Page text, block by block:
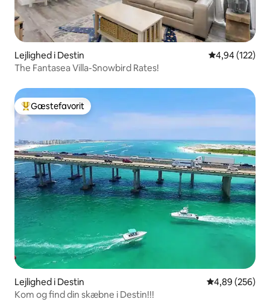
Lejlighed i Destin 4,94 ud af 5 i
4,94 (122)
The Fantasea Villa-Snowbird Rates!
Bedste gæstefavorit
Gæstefavorit
Lejlighed i Destin 4,89 ud af 5 i
4,89 (256)
Kom og find din skæbne i Destin!!!